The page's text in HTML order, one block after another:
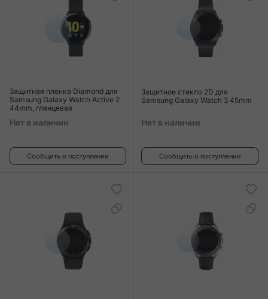
Защитная пленка Diamond для
Samsung Galaxy Watch Active 2
44mm, глянцевая
Нет в наличии
Сообщить о поступлении
Защитное стекло 2D для
Samsung Galaxy Watch 3 45mm
Нет в наличии
Сообщить о поступлении